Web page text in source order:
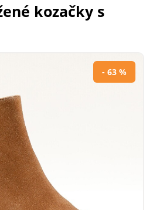
kozačky s
- 63 %